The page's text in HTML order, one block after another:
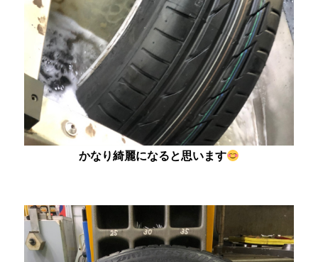
かなり綺麗になると思います